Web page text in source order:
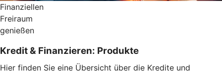
Finanziellen
Freiraum
genießen
Kredit & Finanzieren: Produkte
Hier finden Sie eine Übersicht über die Kredite und